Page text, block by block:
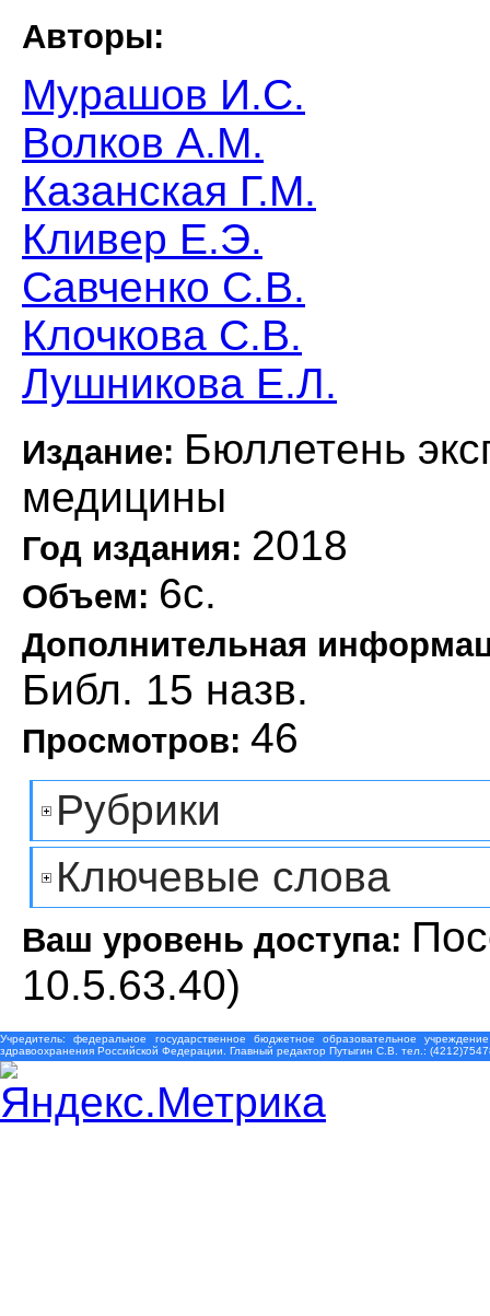
Авторы:
Мурашов И.С.
Волков А.М.
Казанская Г.М.
Кливер Е.Э.
Савченко С.В.
Клочкова С.В.
Лушникова Е.Л.
Издание: Бюллетень
медицины
Год издания: 2018
Объем: 6с.
Дополнительная
Библ. 15 назв.
Просмотров: 46
Рубрики
Ключевые слова
Ваш уровень доступа:
10.5.63.40)
Учредитель: федеральное государственное бюджетное образовательное
здравоохранения Российской Федерации. Главный редактор Путыгин С.В. тел.: